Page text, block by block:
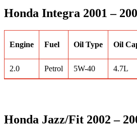
Honda Integra 2001 –
Engine Fuel Oil Type Oil
2.0 Petrol 5W-40 4.7L
Honda Jazz/Fit 2002 –